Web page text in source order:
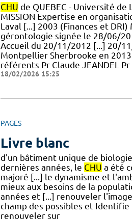
CHU de QUEBEC - Université
MISSION Expertise en
Laval [...] 2003 (Finances et DRI)
gérontologie signée le 28/06/
Accueil du 20/11/2012 [...] 20/
Montpellier Sherbrooke en
référents Pr Claude JEANDEL Pr
18/02/2026 15:25
PAGES
Livre blanc
d'un bâtiment unique de
dernières années, le CHU a été
majoré [...] le dynamisme et
mieux aux besoins de la
années et [...] renouveler
champ des possibles et
renouveler sur